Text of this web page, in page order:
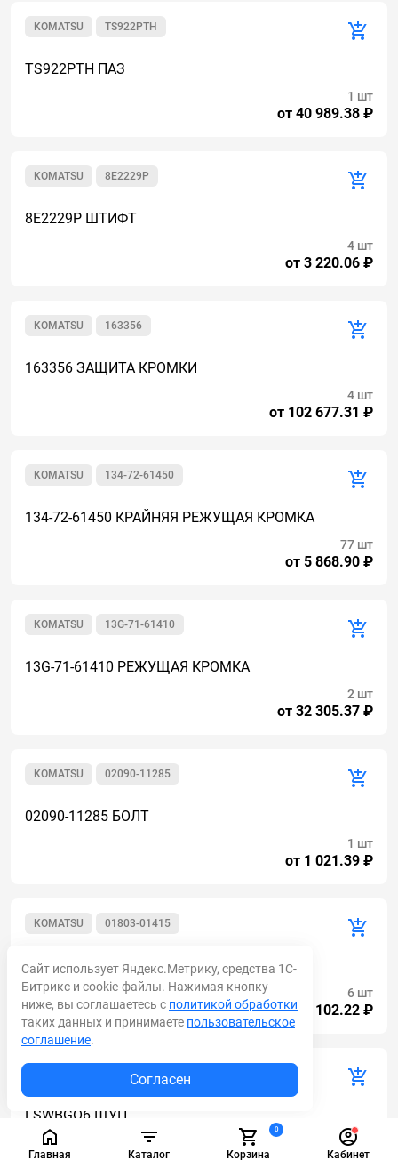
Главная Каталог
0
Корзина Кабинет
TS922PTH
KOMATSU
TS922PTH ПАЗ
от 40 989.38 ₽
1 шт
8E2229P
KOMATSU
8E2229P ШТИФТ
от 3 220.06 ₽
4 шт
163356
KOMATSU
163356 ЗАЩИТА КРОМКИ
от 102 677.31 ₽
4 шт
134-72-61450
KOMATSU
134-72-61450 КРАЙНЯЯ РЕЖУЩАЯ КРОМКА
от 5 868.90 ₽
77 шт
13G-71-61410
KOMATSU
13G-71-61410 РЕЖУЩАЯ КРОМКА
от 32 305.37 ₽
2 шт
02090-11285
KOMATSU
02090-11285 БОЛТ
от 1 021.39 ₽
1 шт
01803-01415
KOMATSU
01803-01415 ГАЙКА
от 102.22 ₽
6 шт
LSWBGO6
LSWBGO6 ЩУП
от 17 990.53 ₽
1 шт
Сайт использует Яндекс.Метрику, средства 1С-
Битрикс и cookie-файлы. Нажимая кнопку
ниже, вы соглашаетесь с политикой обработки
таких данных и принимаете пользовательское
соглашение.
Согласен